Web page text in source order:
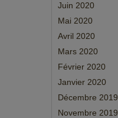
Juin 2020
Mai 2020
Avril 2020
Mars 2020
Février 2020
Janvier 2020
Décembre 2019
Novembre 2019